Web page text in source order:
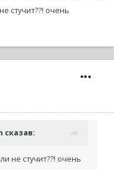
стучит??! очень
сказав:
не стучит??! очень